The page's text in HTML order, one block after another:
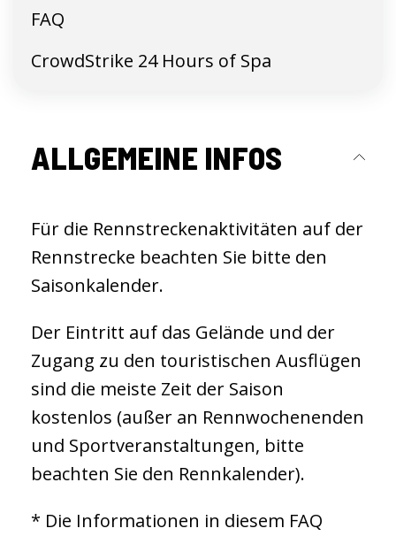
FAQ
CrowdStrike 24 Hours of Spa
ALLGEMEINE INFOS
Für die Rennstreckenaktivitäten auf der
Rennstrecke beachten Sie bitte den
Saisonkalender.
Der Eintritt auf das Gelände und der
Zugang zu den touristischen Ausflügen
sind die meiste Zeit der Saison
kostenlos (außer an Rennwochenenden
und Sportveranstaltungen, bitte
beachten Sie den Rennkalender).
* Die Informationen in diesem FAQ